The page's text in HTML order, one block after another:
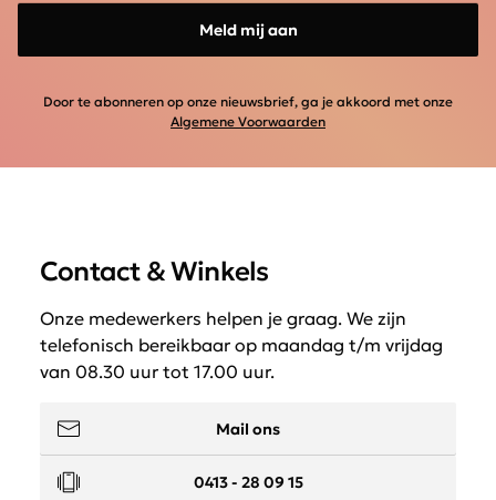
Meld mij aan
Door te abonneren op onze nieuwsbrief, ga je akkoord met onze
Algemene Voorwaarden
Contact & Winkels
Onze medewerkers helpen je graag. We zijn
telefonisch bereikbaar op maandag t/m vrijdag
van 08.30 uur tot 17.00 uur.
Mail ons
0413 - 28 09 15